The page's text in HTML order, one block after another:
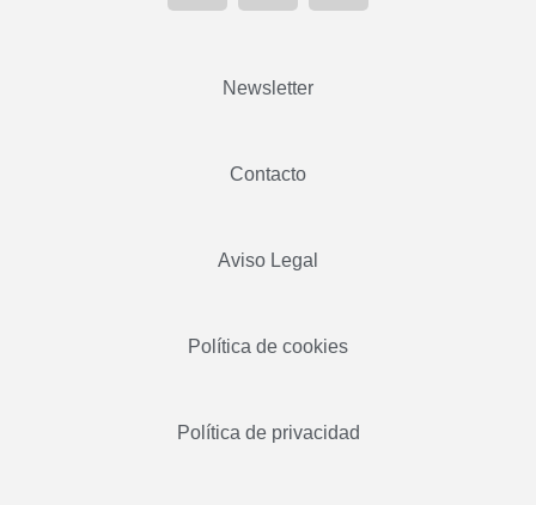
Newsletter
Contacto
Aviso Legal
Política de cookies
Política de privacidad